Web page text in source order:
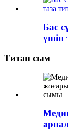
Бас
үшін
Титан сым